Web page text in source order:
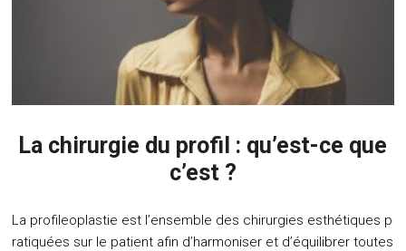
La chirurgie du profil : qu’est-ce que
c’est ?
La profileoplastie est l’ensemble des chirurgies esthétiques p
ratiquées sur le patient afin d’harmoniser et d’équilibrer toutes